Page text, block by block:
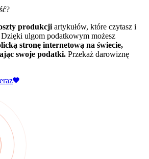
produkcji artykułów, które czytasz i
ulgom podatkowym możesz
stronę internetową na świecie,
swoje podatki. Przekaż darowiznę